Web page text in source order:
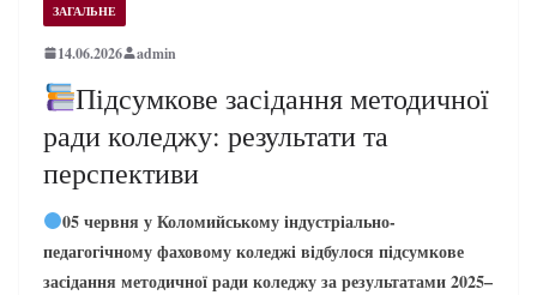
ЗАГАЛЬНЕ
14.06.2026 admin
Підсумкове засідання методичної
ради коледжу: результати та
перспективи
05 червня у Коломийському індустріально-
педагогічному фаховому коледжі відбулося підсумкове
засідання методичної ради коледжу за результатами 2025–